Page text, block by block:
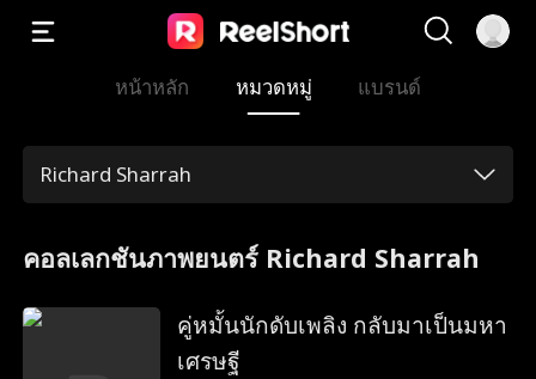
หน้าหลัก หมวดหมู่ แบรนด์
Richard Sharrah
คอลเลกชันภาพยนตร์ Richard Sharrah
คู่หมั้นนักดับเพลิง กลับมาเป็นมหา
เศรษฐี